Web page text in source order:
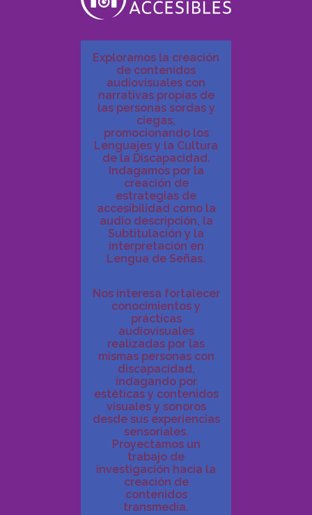
Exploramos la creación
de contenidos
audiovisuales con
narrativas propias de
las personas sordas y
ciegas,
promocionando los
Lenguajes y la Cultura
de la Discapacidad.
Indagamos por la
creación de
estrategias de
accesibilidad como la
audio descripción, la
Subtitulación y la
interpretación en
Lengua de Señas.
Nos interesa fortalecer
conocimientos y
prácticas
audiovisuales
realizadas por las
mismas personas con
discapacidad,
indagando por
estéticas y contenidos
visuales y sonoros
desde sus experiencias
sensoriales.
Proyectamos un
trabajo de
investigación hacia la
creación de
contenidos
transmedia.